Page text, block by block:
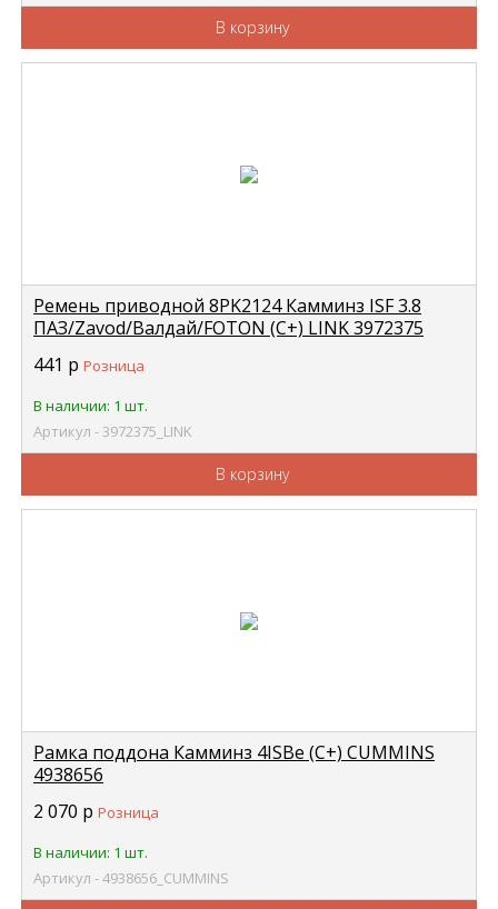
В корзину
Ремень приводной 8PK2124 Камминз ISF 3.8
ПАЗ/Zavod/Валдай/FOTON (C+) LINK 3972375
441 р Розница
В наличии: 1 шт.
Артикул - 3972375_LINK
В корзину
Рамка поддона Камминз 4ISBe (С+) CUMMINS
4938656
2 070 р Розница
В наличии: 1 шт.
Артикул - 4938656_CUMMINS